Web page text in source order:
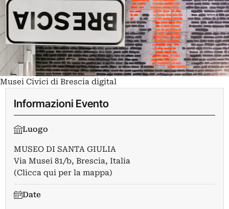
Musei Civici di Brescia digital
Informazioni Evento
Luogo
MUSEO DI SANTA GIULIA
Via Musei 81/b, Brescia, Italia
(Clicca qui per la mappa)
Date